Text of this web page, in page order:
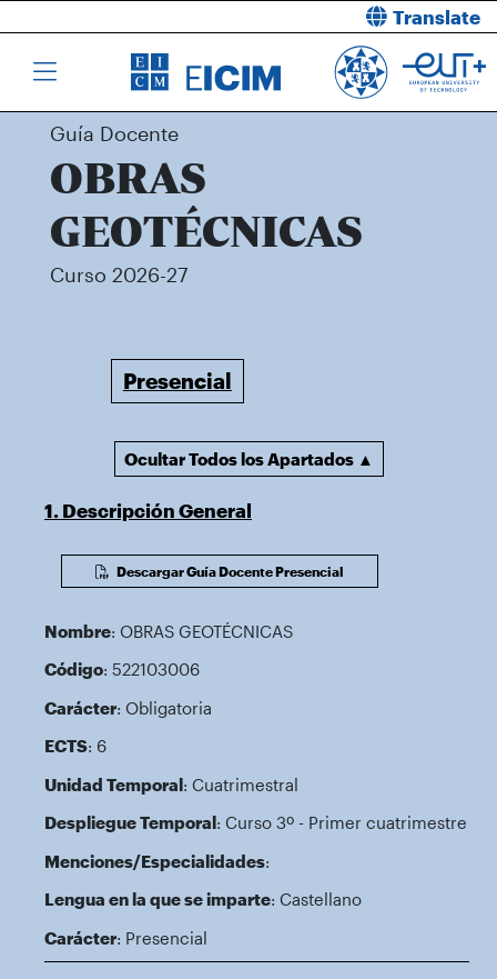
Translate
Guía Docente
OBRAS
GEOTÉCNICAS
Curso 2026-27
Presencial
Ocultar Todos los Apartados ▲
1. Descripción General
Descargar Guía Docente Presencial
Nombre: OBRAS GEOTÉCNICAS
Código: 522103006
Carácter: Obligatoria
ECTS: 6
Unidad Temporal: Cuatrimestral
Despliegue Temporal: Curso 3º - Primer cuatrimestre
Menciones/Especialidades:
Lengua en la que se imparte: Castellano
Carácter: Presencial